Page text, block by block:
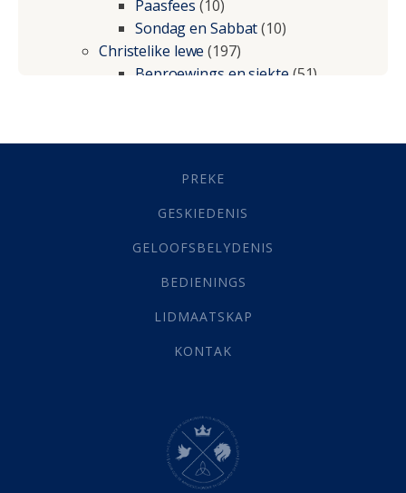
Paasfees (10)
Sondag en Sabbat(10)
Christelike lewe (197)
Beproewings en siekte(51)
Geestelike Groei(10)
(21)
Grys Areas(4)
Lewensdoel(3)
Selfondersoek(1)
Werk(22)
(142)
Hemel (31)
Israel (14)
Millennium(1)
PREKE
GESKIEDENIS
GELOOFSBELYDENIS
BEDIENINGS
LIDMAATSKAP
KONTAK